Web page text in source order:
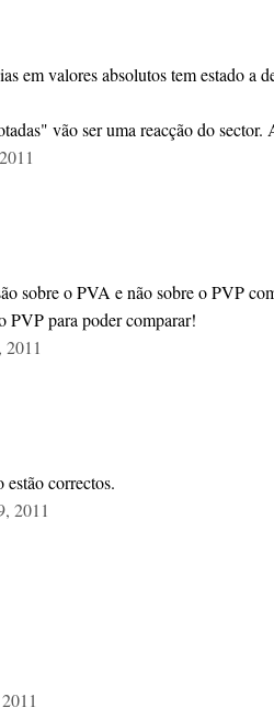
em valores absolutos tem estado
vão ser uma reacção do
sobre o PVA e não sobre o PVP
PVP para poder comparar!
2011
correctos.
2011